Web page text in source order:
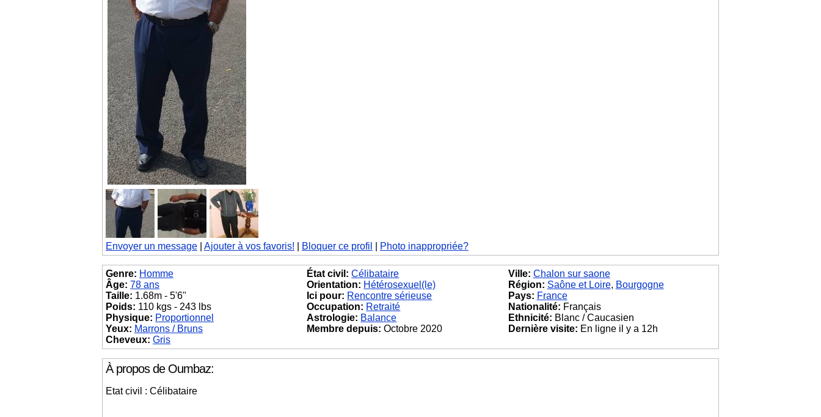
Envoyer un message Ajouter à vos favoris! Bloquer ce profil Photo inappropriée?
Genre: Homme
Âge: 78 ans
Taille: 1.68m - 5'6"
Poids: 110 kgs - 243 lbs
Physique: Proportionnel
Yeux: Marrons / Bruns
Cheveux: Gris
État civil: Célibataire
Orientation: Hétérosexuel(le)
Ici pour: Rencontre sérieuse
Occupation: Retraité
Astrologie: Balance
Membre depuis: Octobre 2020
Ville: Chalon sur saone
Région: Saône et Loire, Bourgogne
Pays: France
Nationalité: Français
Ethnicité: Blanc / Caucasien
Dernière visite: En ligne il y a 12h
À propos de Oumbaz:
Etat civil : Célibataire